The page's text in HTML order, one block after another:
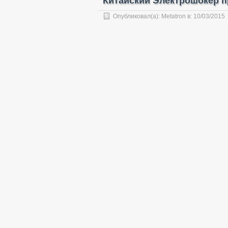
Опубликовал(а): Metatron в: 10/03/2015